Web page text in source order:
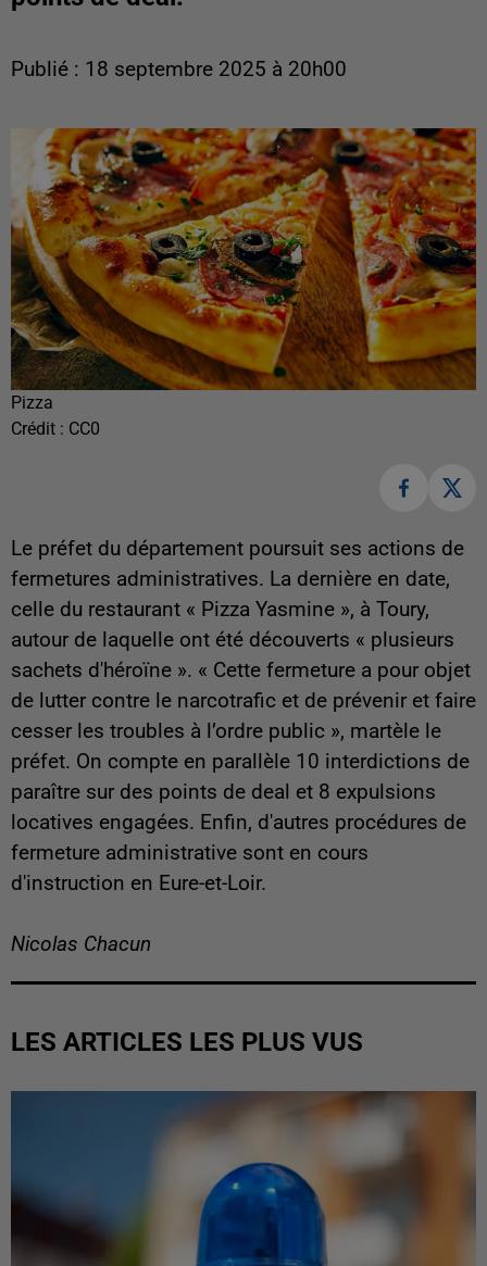
Publié : 18 septembre 2025 à 20h00
Pizza
Crédit : CC0
Le préfet du département poursuit ses actions de
fermetures administratives. La dernière en date,
celle du restaurant « Pizza Yasmine », à Toury,
autour de laquelle ont été découverts « plusieurs
sachets d'héroïne ». « Cette fermeture a pour objet
de lutter contre le narcotrafic et de prévenir et faire
cesser les troubles à l’ordre public », martèle le
préfet. On compte en parallèle 10 interdictions de
paraître sur des points de deal et 8 expulsions
locatives engagées. Enfin, d'autres procédures de
fermeture administrative sont en cours
d'instruction en Eure-et-Loir.
Nicolas Chacun
LES ARTICLES LES PLUS VUS